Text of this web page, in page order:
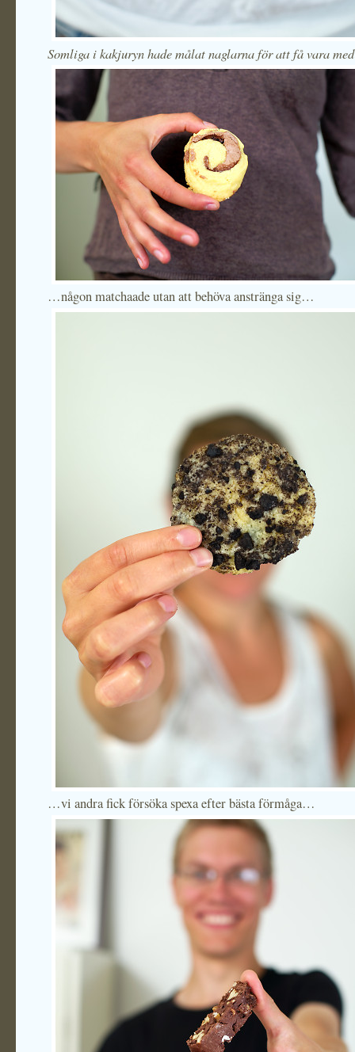
Somliga i kakjuryn hade målat naglarna för att få vara
…någon matchaade utan att behöva anstränga sig…
…vi andra fick försöka spexa efter bästa förmåga…